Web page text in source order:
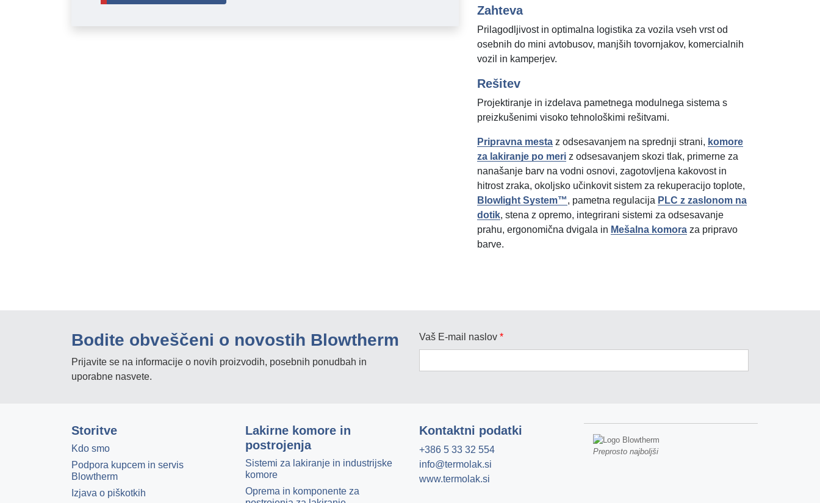
Zahteva
Prilagodljivost in optimalna logistika za vozila vseh vrst od
osebnih do mini avtobusov, manjših tovornjakov, komercialnih
vozil in kamperjev.
Rešitev
Projektiranje in izdelava pametnega modulnega sistema s
preizkušenimi visoko tehnološkimi rešitvami.
Pripravna mesta z odsesavanjem na sprednji strani, komore
za lakiranje po meri z odsesavanjem skozi tlak, primerne za
nanašanje barv na vodni osnovi, zagotovljena kakovost in
hitrost zraka, okoljsko učinkovit sistem za rekuperacijo toplote,
Blowlight System™, pametna regulacija PLC z zaslonom na
dotik, stena z opremo, integrirani sistemi za odsesavanje
prahu, ergonomična dvigala in Mešalna komora za pripravo
barve.
Bodite obveščeni o novostih Blowtherm
Prijavite se na informacije o novih proizvodih, posebnih ponudbah in
uporabne nasvete.
Vaš E-mail naslov *
Storitve
Kdo smo
Podpora kupcem in servis
Blowtherm
Izjava o piškotkih
Lakirne komore in
postrojenja
Sistemi za lakiranje in industrijske
komore
Oprema in komponente za
Kontaktni podatki
+386 5 33 32 554
info@termolak.si
www.termolak.si
Preprosto najboljši